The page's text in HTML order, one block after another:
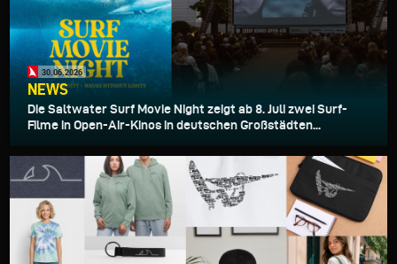
30.06.2026
NEWS
Die Saltwater Surf Movie Night zeigt ab 8. Juli zwei Surf-
Filme in Open-Air-Kinos in deutschen Großstädten...